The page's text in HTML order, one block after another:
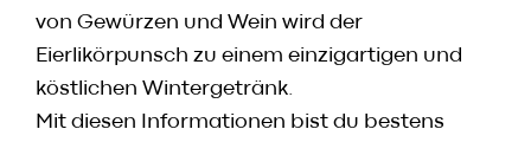
von Gewürzen und Wein wird der
Eierlikörpunsch zu einem einzigartigen und
köstlichen Wintergetränk.
Mit diesen Informationen bist du bestens